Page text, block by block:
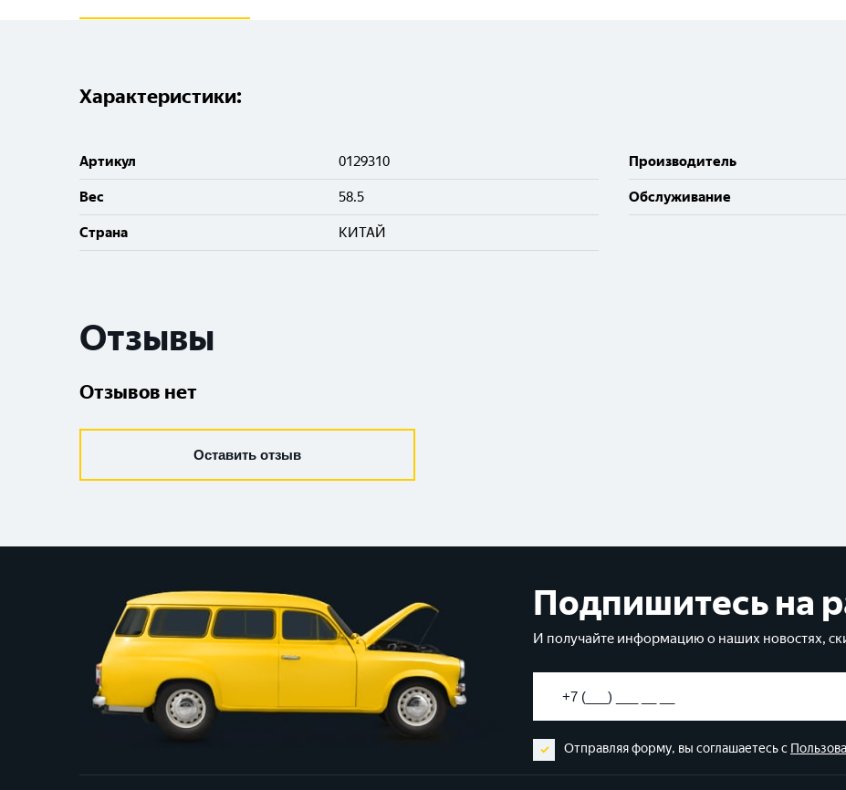
Характеристики:
Артикул 0129310
Вес 58.5
Cтрана КИТАЙ
Производитель
Обслуживание
Отзывы
Отзывов нет
Оставить отзыв
Подпишитесь на
И получайте информацию о наших новостях,
Отправляя форму, вы соглашаетесь с
Санкт-Петербург
Смоленск